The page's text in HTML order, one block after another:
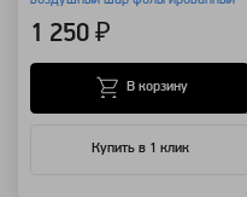
1 250 ₽
Купить в 1 клик
В корзину